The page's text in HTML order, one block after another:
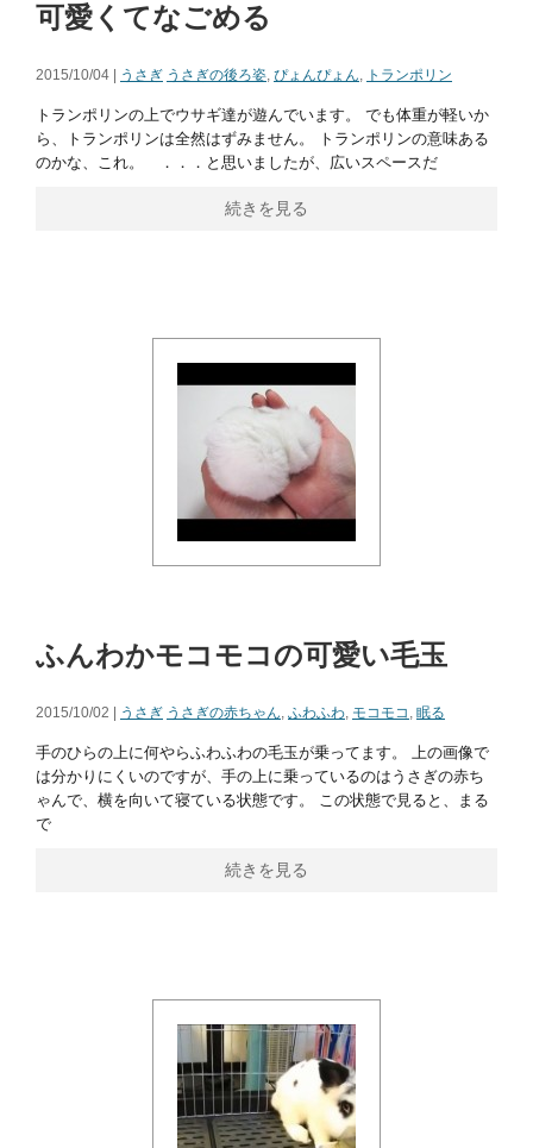
可愛くてなごめる
2015/10/04 | うさぎ うさぎの後ろ姿, ぴょんぴょん, トランポリン
トランポリンの上でウサギ達が遊んでいます。 でも体重が軽いか
ら、トランポリンは全然はずみません。 トランポリンの意味ある
のかな、これ。 ．．．と思いましたが、広いスペースだ
続きを見る
ふんわかモコモコの可愛い毛玉
2015/10/02 | うさぎ うさぎの赤ちゃん, ふわふわ, モコモコ , 眠る
手のひらの上に何やらふわふわの毛玉が乗ってます。 上の画像で
は分かりにくいのですが、手の上に乗っているのはうさぎの赤ち
ゃんで、横を向いて寝ている状態です。 この状態で見ると、まる
で
続きを見る